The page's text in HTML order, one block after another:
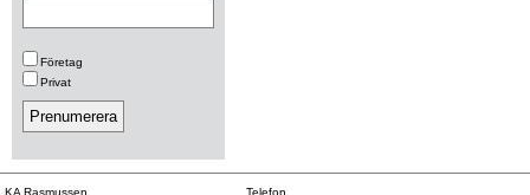
Företag
Privat
KA Rasmussen Telefon